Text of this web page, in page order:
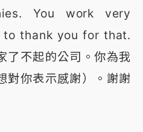
You work very
thank you for that.
了不起的公司。你為我
對你表示感謝）。謝謝